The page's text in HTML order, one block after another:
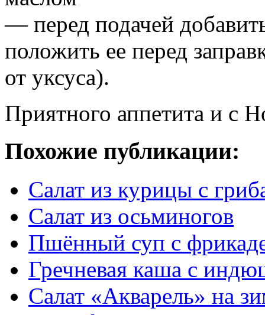
— перед подачей
положить ее перед
от уксуса).
Приятного аппетита и с
Похожие публикации:
Салат из курицы с
Салат из осьминогов
Пшённый суп с
Гречневая каша с
Салат «Акварель» на